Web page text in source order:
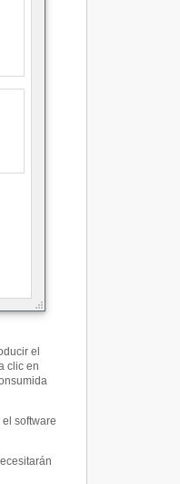
el
clic en
software